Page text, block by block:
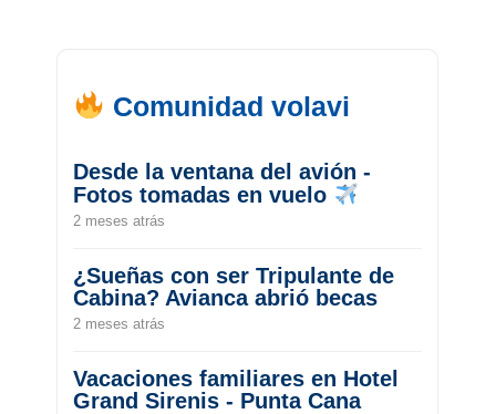
Comunidad volavi
Desde la ventana del avión -
Fotos tomadas en vuelo
2 meses atrás
¿Sueñas con ser Tripulante de
Cabina? Avianca abrió becas
2 meses atrás
Vacaciones familiares en Hotel
Grand Sirenis - Punta Cana